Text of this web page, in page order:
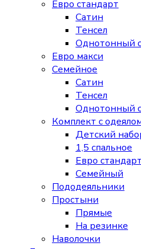
Евро стандарт
Сатин
Тенсел
Однотонный
Евро макси
Семейное
Сатин
Тенсел
Однотонный
Комплект с
Детский
1,5 спальное
Евро стандарт
Семейный
Пододеяльники
Простыни
Прямые
На резинке
Наволочки